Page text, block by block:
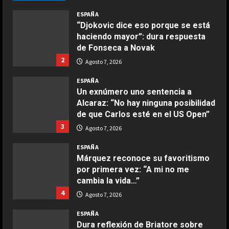
2
ESPAÑA
“Djokovic dice eso porque se está
haciendo mayor”: dura respuesta
de Fonseca a Novak
Agosto 7, 2026
3
ESPAÑA
Un exnúmero uno sentencia a
Alcaraz: “No hay ninguna posibilidad
de que Carlos esté en el US Open”
Agosto 7, 2026
4
ESPAÑA
Márquez reconoce su favoritismo
por primera vez: “A mi no me
cambia la vida…”
Agosto 7, 2026
ESPAÑA
Dura reflexión de Briatore sobre
Ensalada de espinacas deliciosa
Maggio 28, 2026
COCINA
Boquerones fritos en freidora de
aire
Aprile 24, 2026
Buñuelos de alcachofas
Aprile 5, 2026
Ternera guisada con senderuelas